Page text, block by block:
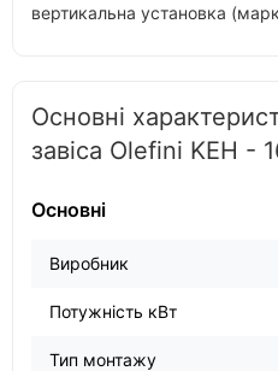
вертикальна установка
Основні
завіса Olefini KEH -
Основні
Виробник
Потужність кВт
Тип монтажу